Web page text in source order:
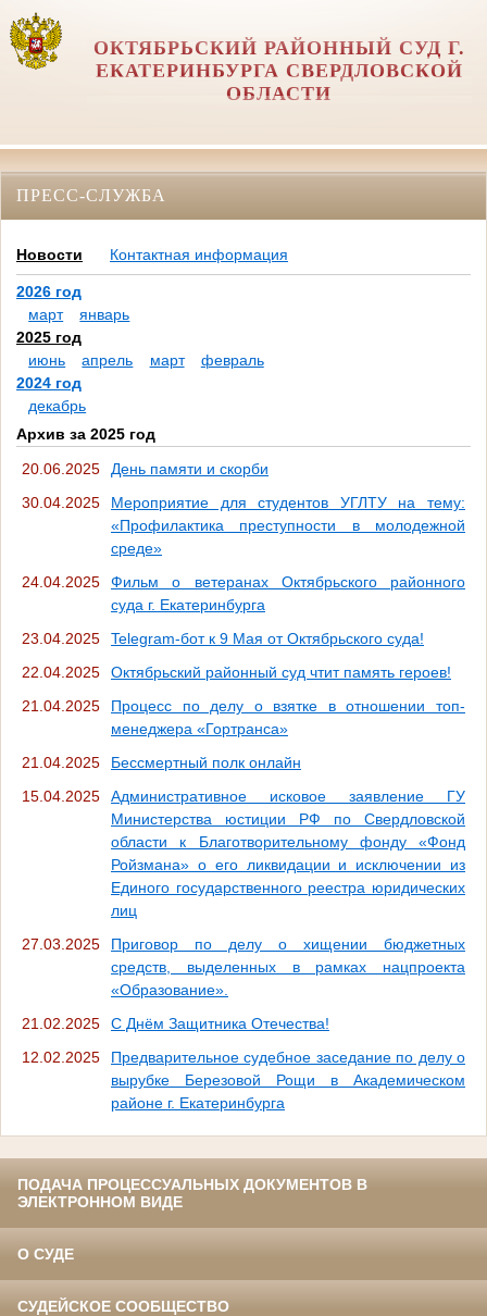
ОКТЯБРЬСКИЙ РАЙОННЫЙ СУД Г.
ЕКАТЕРИНБУРГА СВЕРДЛОВСКОЙ
ОБЛАСТИ
ПРЕСС-СЛУЖБА
Новости Контактная информация
2026 год
март
январь
2025 год
июнь
апрель март
февраль
2024 год
декабрь
Архив за 2025 год
20.06.2025
День памяти и скорби
30.04.2025
Мероприятие для студентов УГЛТУ на тему:
«Профилактика преступности в молодежной
среде»
24.04.2025
Фильм о ветеранах Октябрьского районного
суда г. Екатеринбурга
23.04.2025
Telegram-бот к 9 Мая от Октябрьского суда!
22.04.2025
Октябрьский районный суд чтит память героев!
21.04.2025
Процесс по делу о взятке в отношении топ-
менеджера «Гортранса»
21.04.2025
Бессмертный полк онлайн
15.04.2025
Административное исковое заявление ГУ
Министерства юстиции РФ по Свердловской
области к Благотворительному фонду «Фонд
Ройзмана» о его ликвидации и исключении из
Единого государственного реестра юридических
лиц
27.03.2025
Приговор по делу о хищении бюджетных
средств, выделенных в рамках нацпроекта
«Образование».
21.02.2025
С Днём Защитника Отечества!
12.02.2025
Предварительное судебное заседание по делу о
вырубке Березовой Рощи в Академическом
районе г. Екатеринбурга
ПОДАЧА ПРОЦЕССУАЛЬНЫХ ДОКУМЕНТОВ В
ЭЛЕКТРОННОМ ВИДЕ
О СУДЕ
СУДЕЙСКОЕ СООБЩЕСТВО